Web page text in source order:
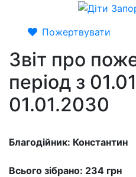
Пожертвувати
Звіт про
період з
01.01.2030
Благодійник: Константин
Всього зібрано: 234 грн